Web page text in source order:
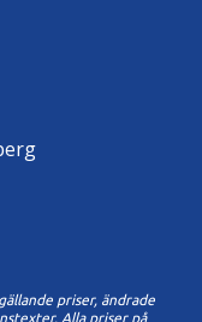
priser, ändrade
Alla priser på